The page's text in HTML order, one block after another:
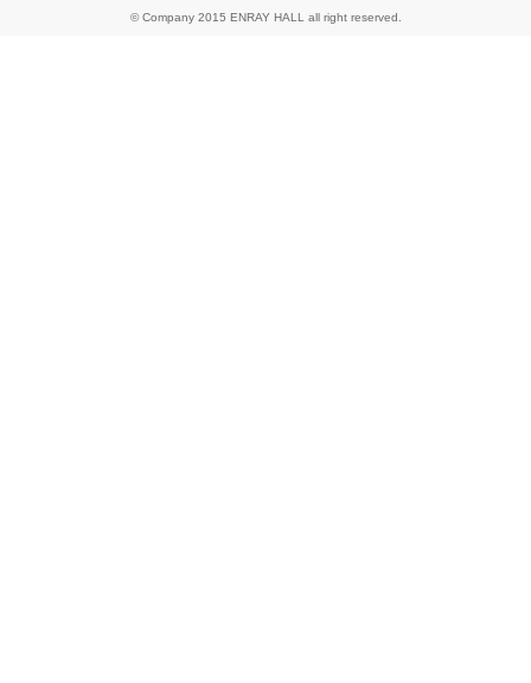
© Company 2015 ENRAY HALL all right reserved.